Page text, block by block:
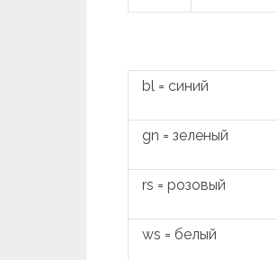
bl = синий
gn = зеленый
rs = розовый
ws = белый